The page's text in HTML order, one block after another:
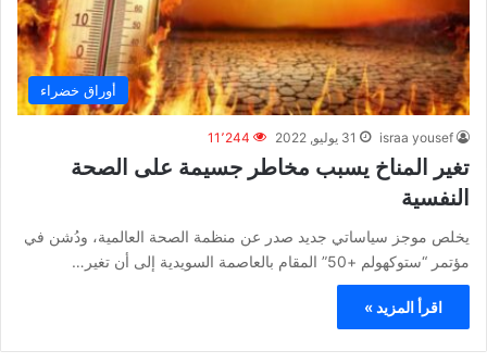
أوراق خضراء
israa yousef 31 يوليو, 2022 11٬244
تغير المناخ يسبب مخاطر جسيمة على الصحة
النفسية
يخلص موجز سياساتي جديد صدر عن منظمة الصحة العالمية، ودُشن في
مؤتمر “ستوكهولم +50” المقام بالعاصمة السويدية إلى أن تغير…
اقرأ المزيد »